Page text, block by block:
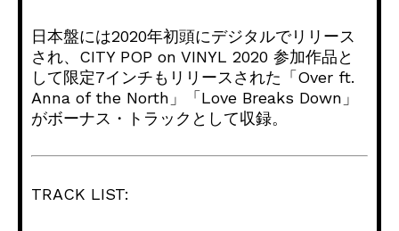
日本盤には2020年初頭にデジタルでリリース
され、CITY POP on VINYL 2020 参加作品と
して限定7インチもリリースされた「Over ft.
Anna of the North」「Love Breaks Down」
がボーナス・トラックとして収録。
TRACK LIST: